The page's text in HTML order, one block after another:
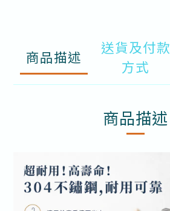
商品描述
送貨及付款
方式
商品描述